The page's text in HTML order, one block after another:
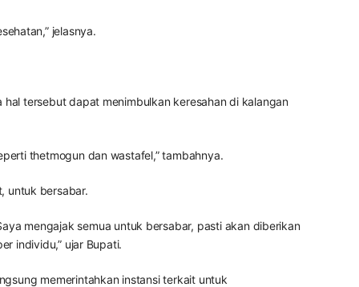
jelasnya.
tersebut dapat menimbulkan keresahan di kalangan
thetmogun dan wastafel,” tambahnya.
untuk bersabar.
mengajak semua untuk bersabar, pasti akan diberikan
individu,” ujar Bupati.
memerintahkan instansi terkait untuk